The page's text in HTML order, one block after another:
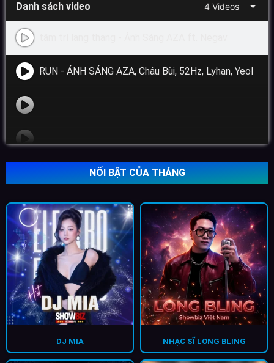
Danh sách video 4 Videos
RUN - ÁNH SÁNG AZA, Châu Bùi, 52Hz, Lyhan, Yeolan
NỔI BẬT CỦA THÁNG
DJ MIA NHẠC SĨ LONG BLING